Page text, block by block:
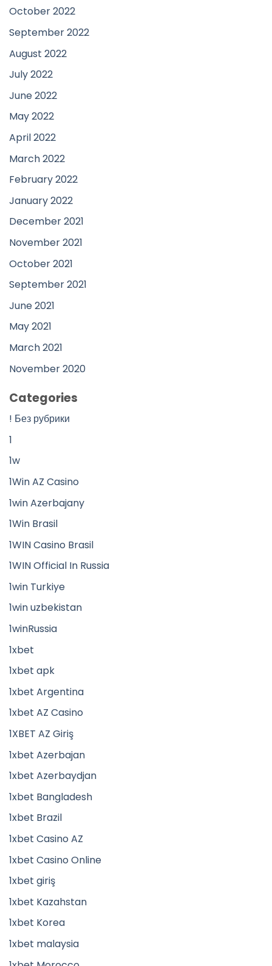
October 2022
September 2022
August 2022
July 2022
June 2022
May 2022
April 2022
March 2022
February 2022
January 2022
December 2021
November 2021
October 2021
September 2021
June 2021
May 2021
March 2021
November 2020
Categories
! Без рубрики
1
1w
1Win AZ Casino
1win Azerbajany
1Win Brasil
1WIN Casino Brasil
1WIN Official In Russia
1win Turkiye
1win uzbekistan
1winRussia
1xbet
1xbet apk
1xbet Argentina
1xbet AZ Casino
1XBET AZ Giriş
1xbet Azerbajan
1xbet Azerbaydjan
1xbet Bangladesh
1xbet Brazil
1xbet Casino AZ
1xbet Casino Online
1xbet giriş
1xbet Kazahstan
1xbet Korea
1xbet malaysia